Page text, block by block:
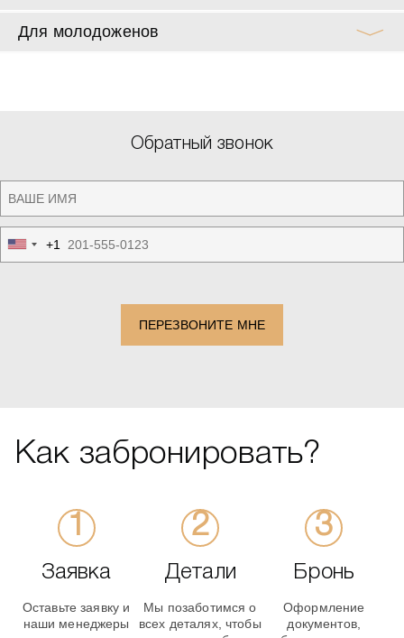
Для молодоженов
Обратный звонок
United
States
+1
ПЕРЕЗВОНИТЕ МНЕ
Как забронировать?
Заявка
Оставьте заявку и
наши менеджеры
Детали
Мы позаботимся о
всех деталях, чтобы
Бронь
Оформление
документов,